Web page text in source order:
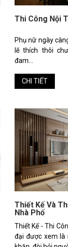
Thi Công Nội
Phụ nữ ngày
lẽ thích thôi
đam...
CHI TIẾT
Thiết Kế Và
Nhà Phố
Thiết Kế - Thi
đại được xem là